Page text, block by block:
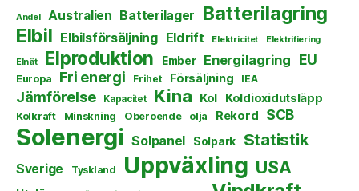
Andel Australien Batterilager Batterilagring
Elbil Elbilsförsäljning Eldrift Elektricitet Elektrifiering
Elnät Elproduktion Ember Energilagring EU
Europa Fri energi Frihet Försäljning IEA
Jämförelse Kapacitet Kina Kol Koldioxidutsläpp
Kolkraft Minskning Oberoende olja Rekord SCB
Solenergi Solpanel Solpark Statistik
Sverige Tyskland Uppväxling USA